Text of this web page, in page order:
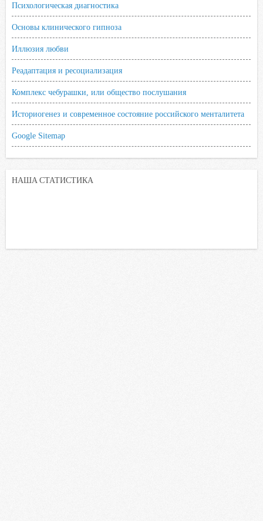
Психологическая диагностика
Основы клинического гипноза
Иллюзия любви
Реадаптация и ресоциализация
Комплекс чебурашки, или общество послушания
Историогенез и современное состояние российского менталитета
Google Sitemap
НАША СТАТИСТИКА